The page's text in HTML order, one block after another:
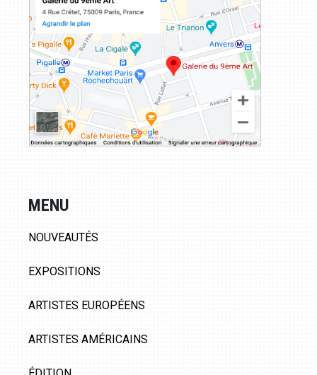
MENU
NOUVEAUTÉS
EXPOSITIONS
ARTISTES EUROPÉENS
ARTISTES AMÉRICAINS